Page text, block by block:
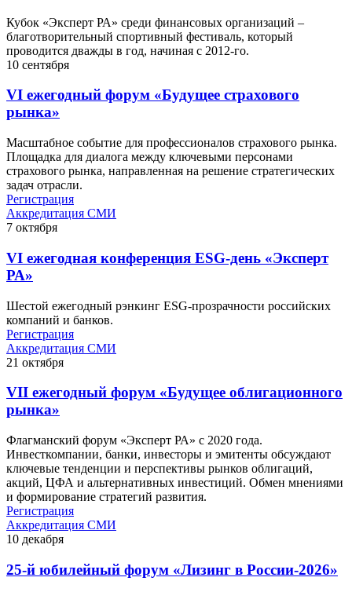
Кубок «Эксперт РА» среди финансовых организаций –
благотворительный спортивный фестиваль, который
проводится дважды в год, начиная с 2012-го.
10 сентября
VI ежегодный форум «Будущее страхового
рынка»
Масштабное событие для профессионалов страхового рынка.
Площадка для диалога между ключевыми персонами
страхового рынка, направленная на решение стратегических
задач отрасли.
Регистрация
Аккредитация СМИ
7 октября
VI ежегодная конференция ESG-день «Эксперт
РА»
Шестой ежегодный рэнкинг ESG-прозрачности российских
компаний и банков.
Регистрация
Аккредитация СМИ
21 октября
VII ежегодный форум «Будущее облигационного
рынка»
Флагманский форум «Эксперт РА» с 2020 года.
Инвесткомпании, банки, инвесторы и эмитенты обсуждают
ключевые тенденции и перспективы рынков облигаций,
акций, ЦФА и альтернативных инвестиций. Обмен мнениями
и формирование стратегий развития.
Регистрация
Аккредитация СМИ
10 декабря
25-й юбилейный форум «Лизинг в России-2026»